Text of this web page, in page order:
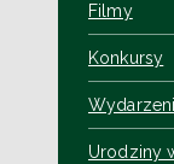
Filmy
Konkursy
Urodziny